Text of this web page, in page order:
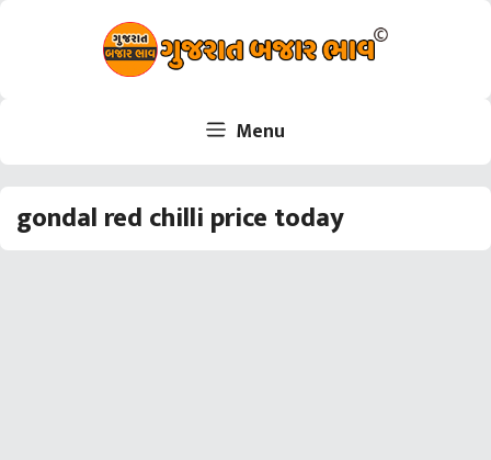
Skip
Menu
gondal red chilli price today